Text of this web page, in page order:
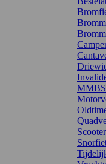
MMBS